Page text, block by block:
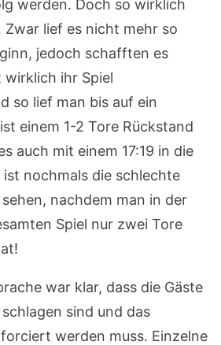
werden. Doch so wirklich
lief es nicht mehr so
jedoch schafften es
wirklich ihr Spiel
so lief man bis auf ein
einem 1-2 Tore Rückstand
auch mit einem 17:19 in die
nochmals die schlechte
nachdem man in der
Spiel nur zwei Tore
war klar, dass die Gäste
sind und das
werden muss. Einzelne